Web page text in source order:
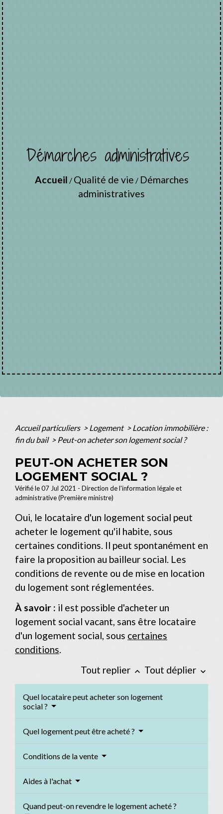
Démarches administratives
Accueil / Qualité de vie / Démarches
administratives
Accueil particuliers > Logement > Location immobilière :
fin du bail > Peut-on acheter son logement social ?
PEUT-ON ACHETER SON
LOGEMENT SOCIAL ?
Vérifié le 07 Jul 2021 - Direction de l'information légale et
administrative (Première ministre)
Oui, le locataire d'un logement social peut
acheter le logement qu'il habite, sous
certaines conditions. Il peut spontanément en
faire la proposition au bailleur social. Les
conditions de revente ou de mise en location
du logement sont réglementées.
À savoir : il est possible d'acheter un
logement social vacant, sans être locataire
d'un logement social, sous certaines
conditions.
Tout replier keyboard_arrow_up Tout déplier keyboard_arrow_down
Quel locataire peut acheter son logement
social ?
Quel logement peut être acheté ?
Conditions de la vente
Aides à l'achat
Quand peut-on revendre le logement acheté ?